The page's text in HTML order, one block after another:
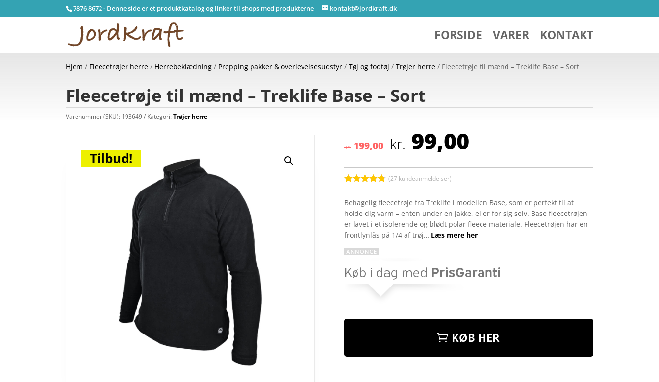
7876 8672 - Denne side er et produktkatalog og linker til shops med produkterne kontakt@jordkraft.dk
FORSIDE VARER KONTAKT
Hjem / Fleecetrøjer herre / Herrebeklædning / Prepping pakker & overlevelsesudstyr /Tøj og fodtøj /Trøjer herre / Fleecetrøje til mænd – Treklife Base – Sort
Fleecetrøje til mænd – Treklife Base – Sort
Varenummer (SKU): 193649 Kategori:Trøjer herre
Tilbud!
kr.199,00 Den
oprindelige
pris
var:
kr. 199,00.
kr. 99,00Den
aktuelle
pris
er:
ud af 5
baseret på
kundebedø
mmelser
(27 kundeanmeldelser)
Behagelig fleecetrøje fra Treklife i modellen Base, som er perfekt til at
holde dig varm – enten under en jakke, eller for sig selv. Base fleecetrøjen
er lavet i et isolerende og blødt polar fleece materiale. Fleecetrøjen har en
frontlynlås på 1/4 af trøj… Læs mere her
KØB HER